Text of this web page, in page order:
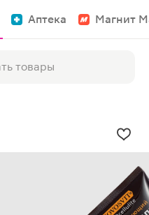
Аптека Магнит